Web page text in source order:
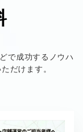
で成功するノウハ
だけます。